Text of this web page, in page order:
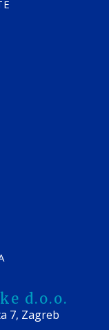
d.o.o.
7, Zagreb